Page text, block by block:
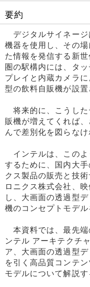
要約
デジタルサイネージ
機器を使用し、その
た情報を発信する新
圏の駅構内には、タ
プレイと内蔵カメラ
型の飲料自販機が設置
将来的に、こうした
販機が増えてくれば
んで差別化を図らなけ
インテルは、このよ
するために、国内大
クス製品の販売と技
ロニクス株式会社、
し、大画面の透過型
機のコンセプトモデル
本資料では、最先端
ンテル アーキテクチ
ア、大画面の透過型
を引く高品質コンテ
モデルについて解説す